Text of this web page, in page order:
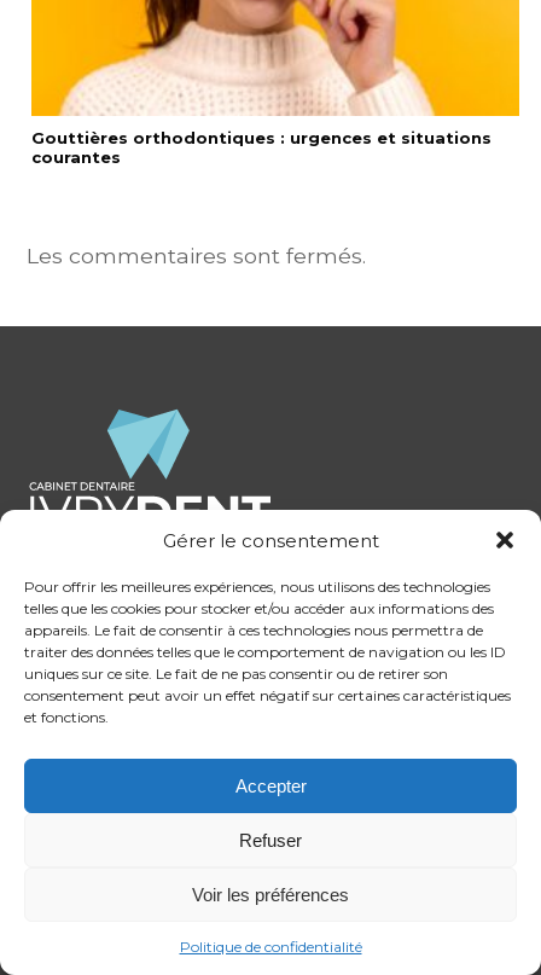
Gérer le consentement
Pour offrir les meilleures expériences, nous utilisons des technologies
telles que les cookies pour stocker et/ou accéder aux informations des
appareils. Le fait de consentir à ces technologies nous permettra de
traiter des données telles que le comportement de navigation ou les ID
uniques sur ce site. Le fait de ne pas consentir ou de retirer son
consentement peut avoir un effet négatif sur certaines caractéristiques
et fonctions.
Accepter
Refuser
Voir les préférences
Politique de confidentialité
Gouttières orthodontiques : urgences et situations
courantes
Les commentaires sont fermés.
Le cabinet
RDV en ligne
Mentions légales
Esthétique dentaire